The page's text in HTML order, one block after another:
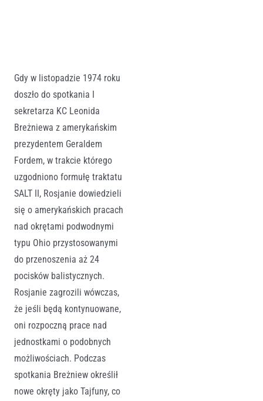
Gdy w listopadzie 1974 roku
doszło do spotkania I
sekretarza KC Leonida
Breżniewa z amerykańskim
prezydentem Geraldem
Fordem, w trakcie którego
uzgodniono formułę traktatu
SALT II, Rosjanie dowiedzieli
się o amerykańskich pracach
nad okrętami podwodnymi
typu Ohio przystosowanymi
do przenoszenia aż 24
pocisków balistycznych.
Rosjanie zagrozili wówczas,
że jeśli będą kontynuowane,
oni rozpoczną prace nad
jednostkami o podobnych
możliwościach. Podczas
spotkania Breżniew określił
nowe okręty jako Tajfuny, co